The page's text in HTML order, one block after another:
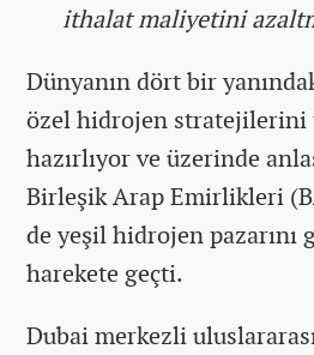
ithalat maliyetini
Dünyanın dört bir
özel hidrojen stratejilerini
hazırlıyor ve üzerinde
Birleşik Arap Emirlikleri
de yeşil hidrojen pazarını
harekete geçti.
Dubai merkezli